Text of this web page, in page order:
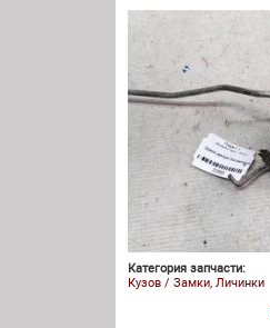
Категория запчасти:
Кузов / Замки, Личинки